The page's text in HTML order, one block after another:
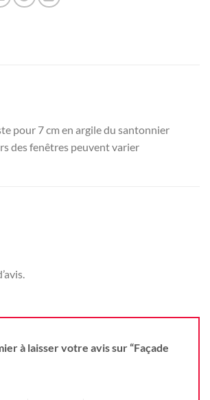
pour 7 cm en argile du santonnier
des fenêtres peuvent varier
à laisser votre avis sur “Façade